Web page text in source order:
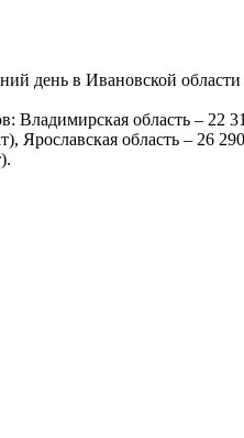
день в Ивановской области
Владимирская область – 22
Ярославская область – 26